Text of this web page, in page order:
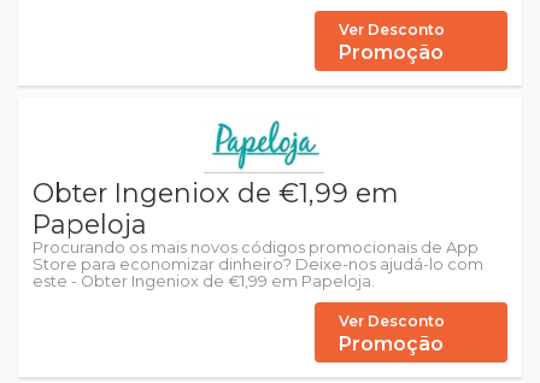
Ver Desconto
Promoção
Obter Ingeniox de €1,99 em
Papeloja
Procurando os mais novos códigos promocionais de App
Store para economizar dinheiro? Deixe-nos ajudá-lo com
este - Obter Ingeniox de €1,99 em Papeloja.
Ver Desconto
Promoção